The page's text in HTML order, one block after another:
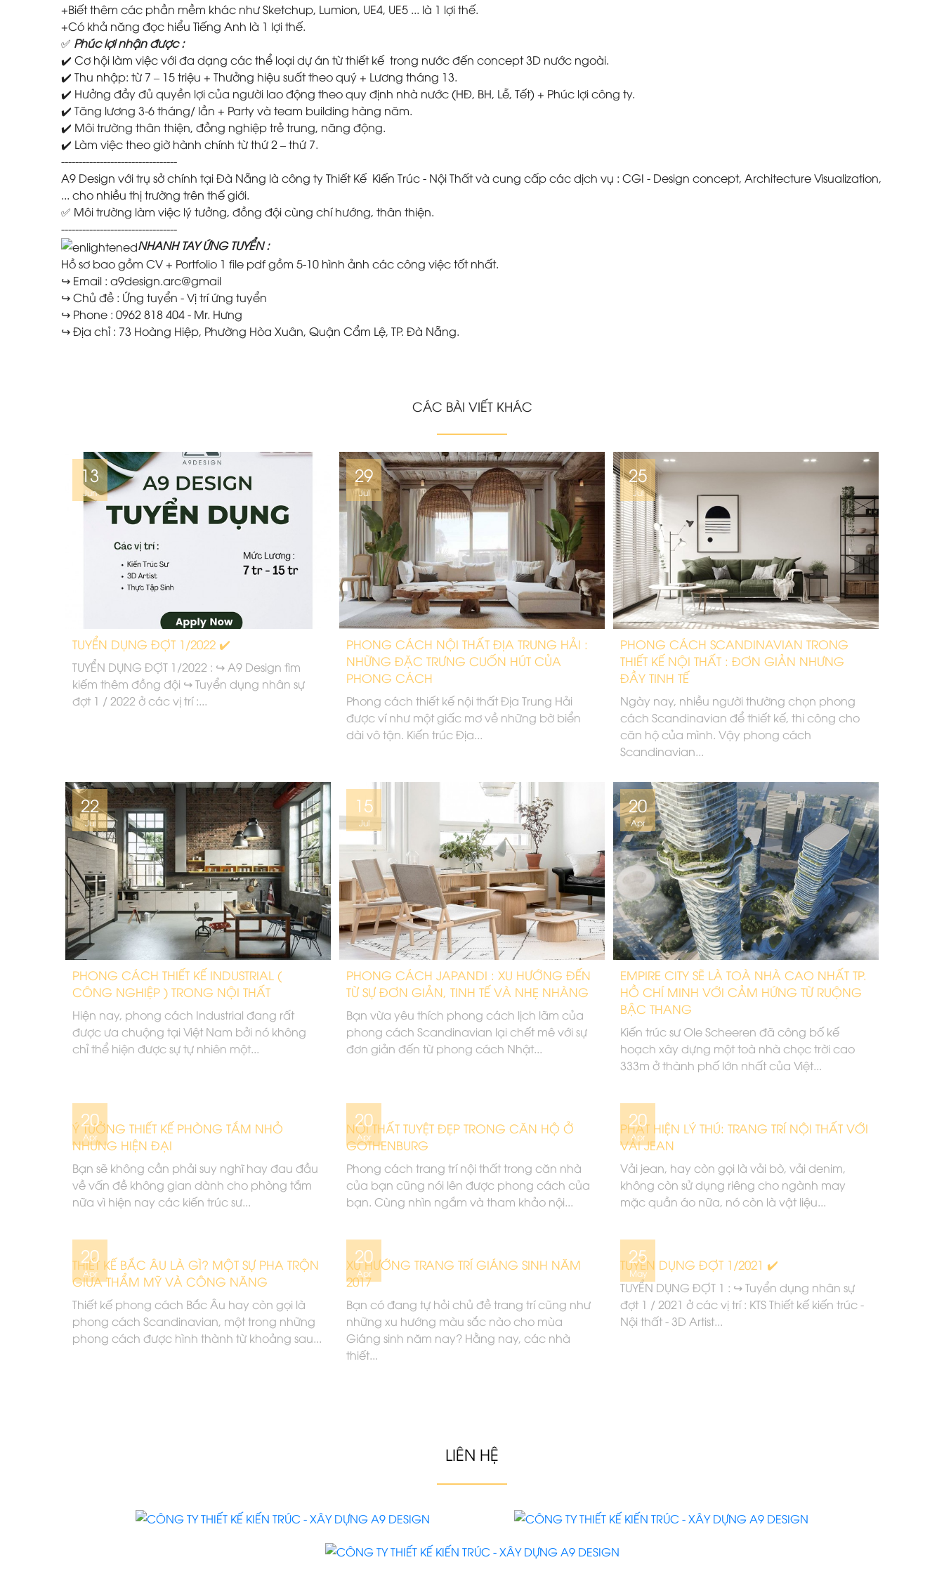
+Biết thêm các phần mềm khác như Sketchup, Lumion, UE4, UE5 ... là 1 lợi thế.
+Có khả năng đọc hiểu Tiếng Anh là 1 lợi thế.
✅ Phúc lợi nhận được :
✔️ Cơ hội làm việc với đa dạng các thể loại dự án từ thiết kế trong nước đến concept 3D nước ngoài.
✔️ Thu nhập: từ 7 – 15 triệu + Thưởng hiệu suất theo quý + Lương tháng 13.
✔️ Hưởng đầy đủ quyền lợi của người lao động theo quy định nhà nước (HĐ, BH, Lễ, Tết) + Phúc lợi công ty.
✔️ Tăng lương 3-6 tháng/ lần + Party và team building hàng năm.
✔️ Môi trường thân thiện, đồng nghiệp trẻ trung, năng động.
✔️ Làm việc theo giờ hành chính từ thứ 2 – thứ 7.
---------------------------------
A9 Design với trụ sở chính tại Đà Nẵng là công ty Thiết Kế Kiến Trúc - Nội Thất và cung cấp các dịch vụ : CGI - Design concept, Architecture Visualization,
... cho nhiều thị trường trên thế giới.
✅ Môi trường làm việc lý tưởng, đồng đội cùng chí hướng, thân thiện.
---------------------------------
NHANH TAY ỨNG TUYỂN :
Hồ sơ bao gồm CV + Portfolio 1 file pdf gồm 5-10 hình ảnh các công việc tốt nhất.
↪ Email : a9design.arc@gmail
↪ Chủ đề : Ứng tuyển - Vị trí ứng tuyển
↪ Phone : 0962 818 404 - Mr. Hưng
↪ Địa chỉ : 73 Hoàng Hiệp, Phường Hòa Xuân, Quận Cẩm Lệ, TP. Đà Nẵng.
CÁC BÀI VIẾT KHÁC
13
Jun
TUYỂN DỤNG ĐỢT 1/2022 ✔️
TUYỂN DỤNG ĐỢT 1/2022 : ↪ A9 Design tìm
kiếm thêm đồng đội ↪ Tuyển dụng nhân sự
đợt 1 / 2022 ở các vị trí :...
29
Jul
PHONG CÁCH NỘI THẤT ĐỊA TRUNG HẢI :
NHỮNG ĐẶC TRƯNG CUỐN HÚT CỦA
PHONG CÁCH
Phong cách thiết kế nội thất Địa Trung Hải
được ví như một giấc mơ về những bờ biển
dài vô tận. Kiến trúc Địa...
25
Jul
PHONG CÁCH SCANDINAVIAN TRONG
THIẾT KẾ NỘI THẤT : ĐƠN GIẢN NHƯNG
ĐẦY TINH TẾ
Ngày nay, nhiều người thường chọn phong
cách Scandinavian để thiết kế, thi công cho
căn hộ của mình. Vậy phong cách
Scandinavian...
22
Jul
PHONG CÁCH THIẾT KẾ INDUSTRIAL (
CÔNG NGHIỆP ) TRONG NỘI THẤT
Hiện nay, phong cách Industrial đang rất
được ưa chuộng tại Việt Nam bởi nó không
chỉ thể hiện được sự tự nhiên một...
15
Jul
PHONG CÁCH JAPANDI : XU HƯỚNG ĐẾN
TỪ SỰ ĐƠN GIẢN, TINH TẾ VÀ NHẸ NHÀNG
Bạn vừa yêu thích phong cách lịch lãm của
phong cách Scandinavian lại chết mê với sự
đơn giản đến từ phong cách Nhật...
20
Apr
EMPIRE CITY SẼ LÀ TOÀ NHÀ CAO NHẤT TP.
HỒ CHÍ MINH VỚI CẢM HỨNG TỪ RUỘNG
BẬC THANG
Kiến trúc sư Ole Scheeren đã công bố kế
hoạch xây dựng một toà nhà chọc trời cao
333m ở thành phố lớn nhất của Việt...
20
Apr
Ý TƯỞNG THIẾT KẾ PHÒNG TẮM NHỎ
NHƯNG HIỆN ĐẠI
Bạn sẽ không cần phải suy nghĩ hay đau đầu
về vấn đề không gian dành cho phòng tắm
nữa vì hiện nay các kiến trúc sư...
20
Apr
NỘI THẤT TUYỆT ĐẸP TRONG CĂN HỘ Ở
GOTHENBURG
Phong cách trang trí nội thất trong căn nhà
của bạn cũng nói lên được phong cách của
bạn. Cùng nhìn ngắm và tham khảo nội...
20
Apr
PHÁT HIỆN LÝ THÚ: TRANG TRÍ NỘI THẤT VỚI
VẢI JEAN
Vải jean, hay còn gọi là vải bò, vải denim,
không còn sử dụng riêng cho ngành may
mặc quần áo nữa, nó còn là vật liệu...
20
Apr
THIẾT KẾ BẮC ÂU LÀ GÌ? MỘT SỰ PHA TRỘN
GIỮA THẨM MỸ VÀ CÔNG NĂNG
Thiết kế phong cách Bắc Âu hay còn gọi là
phong cách Scandinavian, một trong những
phong cách được hình thành từ khoảng sau...
20
Apr
XU HƯỚNG TRANG TRÍ GIÁNG SINH NĂM
2017
Bạn có đang tự hỏi chủ đề trang trí cũng như
những xu hướng màu sắc nào cho mùa
Giáng sinh năm nay? Hằng nay, các nhà
thiết...
25
May
TUYỂN DỤNG ĐỢT 1/2021 ✔️
TUYỂN DỤNG ĐỢT 1 : ↪ Tuyển dụng nhân sự
đợt 1 / 2021 ở các vị trí : KTS Thiết kế kiến trúc -
Nội thất - 3D Artist...
LIÊN HỆ